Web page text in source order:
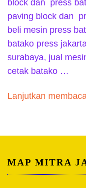
block dan press
paving block dan
beli mesin press
batako press
surabaya, jual
cetak batako …
Lanjutkan
MAP MITRA